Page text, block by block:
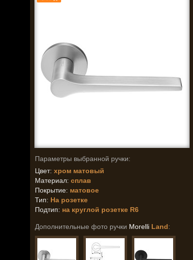
Параметры выбранной ручки:
Цвет: хром матовый
Материал: сплав
Покрытие: матовое
Тип: На розетке
Подтип: на круглой розетке R6
Дополнительные фото ручки Morelli Land: